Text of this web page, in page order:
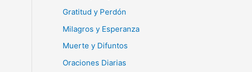
Gratitud y Perdón
Milagros y Esperanza
Muerte y Difuntos
Oraciones Diarias